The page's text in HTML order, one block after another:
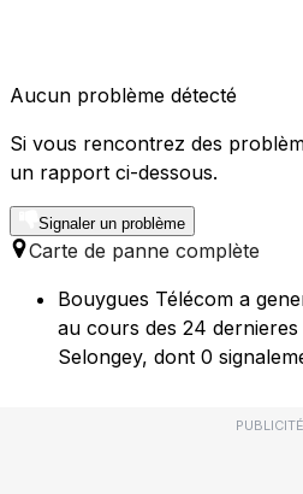
Aucun problème détecté
Si vous rencontrez des
un rapport ci-dessous.
Signaler un problème
Carte de panne complète
Bouygues Télécom a
au cours des 24
Selongey, dont 0
PUBLICITÉ